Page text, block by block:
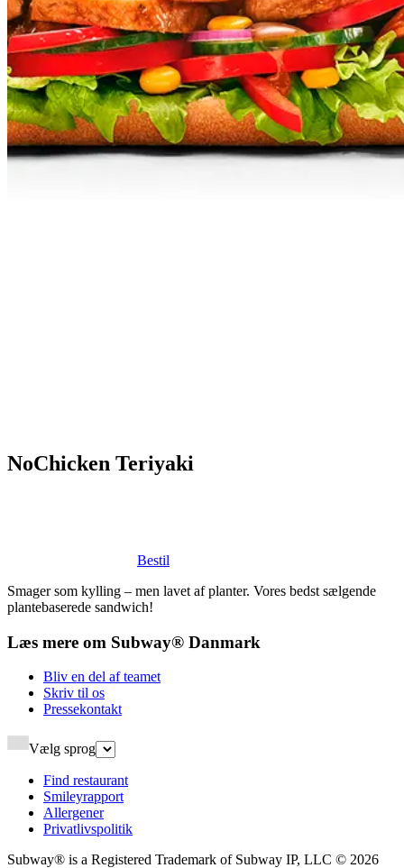
NoChicken Teriyaki​​​​‌ ‍ ​‍​‍‌‍ ‌ ​‍‌‍‍‌‌‍‌ ‌‍‍‌‌‍ ‍​‍​‍​ ‍‍​‍​‍‌ ​ ‌‍​‌‌‍ ‍‌‍‍‌‌ ‌​‌ ‍‌​‍ ‍‌‍‍‌‌‍ ​‍​‍​‍ ​​‍​‍‌‍‍​‌ ​‍‌‍‌‌‌‍‌‍​‍​‍​ ‍‍​‍​‍‌‍‍​‌ ‌​‌ ‌​‌ ​​‌ ​ ​ ‍‍​‍ ​‍ ‌‍ ‍‌‍ ‌ ​‍‌‍‌​‌‍‍‌‌‍​ ​‍ ‌‌‍​‍‌‍‍‌‌ ‌​‌‍‌‌‌ ​ ​‍ ‌‌‍‌ ‌ ​‍‌‍ ‌ ‌‌‌ ​​​‍ ‌‌ ​ ‌ ‌​‌ ‌‌‌‍‌​‌‍‍‌‌‍ ​‍ ‍‌ ‌‍‌‍‌‌‌ ​‍‌‍​ ‌‍‌‌‌‍ ​​‍ ‍‌‍​‌‌ ​​‌ ​​​‍ ‌‍‍‌‌‍ ‍‌ ‌​‌‍‌‌‌‍ ‍‌ ‌​​‍ ‌‍‌‌‌‍‌​‌‍‍‌‌ ‌​​‍ ‌‍ ‌‌‍ ‌‍‌​‌‍‌‌​ ‌‌ ​​‌ ​‍‌‍‌‌‌ ​ ‌‍‌‌‌‍ ‍‌ ‌​‌‍​‌‌ ‌​‌‍‍‌‌‍ ‌‍ ‍​ ‍ ‌‍‍‌‌‍‌​​ ‌‌‍​‌‌‍‌‌‌‍​ ​ ‌‍​ ‍‌​ ​​​ ‌​​ ​‌​‍ ‌‌‍​‌​ ​​‌‍‌​‌‍​‍​‍ ‌​ ‌​‌‍​‌‌‍​ ​ ‍‌​‍ ‌​ ‍‌​ ‌ ‌‍‌​‌‍​‌​‍ ‌​ ‌​​ ​​‌‍​ ​ ‌ ​ ‍​​ ‌‍​ ‍​​ ‌ ​ ‍​‌‍‌​​ ‌​‌‍‌​​ ‍ ‌ ‌​‌ ‍‌‌ ​​‌‍‌‌​ ‌‌ ​​‌ ​‍‌‍ ‌‍‌​‌ ‌‌‌‍​ ‌ ‌​​ ‍ ‌ ​​‌‍​‌‌ ‌​‌‍‍​​ ‌‌‍ ‍‌‍​‌‌‍ ‌‌‍‌‌​‍‌‌​ ‌‌‌​​‍‌‌ ‌‍‍ ‌‍‌‌‌ ‍‌​‍‌‌​ ​ ‌​‌​​‍‌‌​ ​ ‌​‌​​‍‌‌​ ​‍​ ​‍‌‍‌​‌‍​‌​‍‌‌​ ​‍​ ​‍​‍‌‌​ ‌‌‌​‌​​‍ ‍‌ ‌‍‌‍​‌‌‍ ​‌ ‌‌‌‍‌‌​ ‌‍​‍‌‍​‌‌ ​ ‌‍‌‌‌‌‌‌‌ ​‍‌‍ ​​ ‌‌‍‍​‌ ‌​‌ ‌​‌ ​​‌ ​ ​‍‌‌​ ​ ‌​​‌​‍‌‌​ ​‍‌​‌‍​‍‌‌​ ​‍‌​‌‍‌‍ ‍‌‍ ‌ ​‍‌‍‌​‌‍‍‌‌‍​ ​‍ ‌‌‍​‍‌‍‍‌‌ ‌​‌‍‌‌‌ ​ ​‍ ‌‌‍‌ ‌ ​‍‌‍ ‌ ‌‌‌ ​​​‍ ‌‌ ​ ‌ ‌​‌ ‌‌‌‍‌​‌‍‍‌‌‍ ​‍ ‍‌ ‌‍‌‍‌‌‌ ​‍‌‍​ ‌‍‌‌‌‍ ​​‍ ‍‌‍​‌‌ ​​‌ ​​​‍‌‍‌‍‍‌‌‍‌​​ ‌‌‍​‌‌‍‌‌‌‍​ ​ ‌‍​ ‍‌​ ​​​ ‌​​ ​‌​‍ ‌‌‍​‌​ ​​‌‍‌​‌‍​‍​‍ ‌​ ‌​‌‍​‌‌‍​ ​ ‍‌​‍ ‌​ ‍‌​ ‌ ‌‍‌​‌‍​‌​‍ ‌​ ‌​​ ​​‌‍​ ​ ‌ ​ ‍​​ ‌‍​ ‍​​ ‌ ​ ‍​‌‍‌​​ ‌​‌‍‌​​‍‌‍‌ ‌​‌ ‍‌‌ ​​‌‍‌‌​ ‌‌ ​​‌ ​‍‌‍ ‌‍‌​‌ ‌‌‌‍​ ‌ ‌​​‍‌‍‌ ​​‌‍​‌‌ ‌​‌‍‍​​ ‌‌‍ ‍‌‍​‌‌‍ ‌‌‍‌‌​‍‌‌​ ‌‌‌​​‍‌‌ ‌‍‍ ‌‍‌‌‌ ‍‌​‍‌‌​ ​ ‌​‌​​‍‌‌​ ​ ‌​‌​​‍‌‌​ ​‍​ ​‍‌‍‌​‌‍​‌​‍‌‌​ ​‍​ ​‍​‍‌‌​ ‌‌‌​‌​​‍ ‍‌ ‌‍‌‍​‌‌‍ ​‌ ‌‌‌‍‌‌​‍‌‍‌ ​​‌‍‌‌‌ ​‍‌ ​ ‌ ​​‌‍‌‌‌‍​ ‌ ‌​‌‍‍‌‌ ‌‍‌‍‌‌​ ‌‌ ​​‌ ‌‌‌‍​‍‌‍ ​‌‍‍‌‌ ​ ‌‍‍​‌‍‌‌‌‍‌​​‍​‍‌ ‌
Bestil
Smager som kylling – men lavet af planter. Vores bedst sælgende
plantebaserede sandwich!​​​​‌ ‍ ​‍​‍‌‍ ‌ ​‍‌‍‍‌‌‍‌ ‌‍‍‌‌‍ ‍​‍​‍​ ‍‍​‍​‍‌ ​ ‌‍​‌‌‍ ‍‌‍‍‌‌ ‌​‌ ‍‌​‍ ‍‌‍‍‌‌‍ ​‍​‍​‍ ​​‍​‍‌‍‍​‌ ​‍‌‍‌‌‌‍‌‍​‍​‍​ ‍‍​‍​‍‌‍‍​‌ ‌​‌ ‌​‌ ​​‌ ​ ​ ‍‍​‍ ​‍ ‌‍ ‍‌‍ ‌ ​‍‌‍‌​‌‍‍‌‌‍​ ​‍ ‌‌‍​‍‌‍‍‌‌ ‌​‌‍‌‌‌ ​ ​‍ ‌‌‍‌ ‌ ​‍‌‍ ‌ ‌‌‌ ​​​‍ ‌‌ ​ ‌ ‌​‌ ‌‌‌‍‌​‌‍‍‌‌‍ ​‍ ‍‌ ‌‍‌‍‌‌‌ ​‍‌‍​ ‌‍‌‌‌‍ ​​‍ ‍‌‍​‌‌ ​​‌ ​​​‍ ‌‍‍‌‌‍ ‍‌ ‌​‌‍‌‌‌‍ ‍‌ ‌​​‍ ‌‍‌‌‌‍‌​‌‍‍‌‌ ‌​​‍ ‌‍ ‌‌‍ ‌‍‌​‌‍‌‌​ ‌‌ ​​‌ ​‍‌‍‌‌‌ ​ ‌‍‌‌‌‍ ‍‌ ‌​‌‍​‌‌ ‌​‌‍‍‌‌‍ ‌‍ ‍​ ‍ ‌‍‍‌‌‍‌​​ ‌‌‍​‌‌‍‌‌‌‍​ ​ ‌‍​ ‍‌​ ​​​ ‌​​ ​‌​‍ ‌‌‍​‌​ ​​‌‍‌​‌‍​‍​‍ ‌​ ‌​‌‍​‌‌‍​ ​ ‍‌​‍ ‌​ ‍‌​ ‌ ‌‍‌​‌‍​‌​‍ ‌​ ‌​​ ​​‌‍​ ​ ‌ ​ ‍​​ ‌‍​ ‍​​ ‌ ​ ‍​‌‍‌​​ ‌​‌‍‌​​ ‍ ‌ ‌​‌ ‍‌‌ ​​‌‍‌‌​ ‌‌ ​​‌ ​‍‌‍ ‌‍‌​‌ ‌‌‌‍​ ‌ ‌​​ ‍ ‌ ​​‌‍​‌‌ ‌​‌‍‍​​ ‌‌‍‌​‌‍‌‌‌ ​ ‌‍​ ‌ ​‍‌‍‍‌‌ ​​‌ ‌​‌‍‍‌‌‍ ‌‍ ‍​‍‌‌​ ‌‌‌​​‍‌‌ ‌‍‍ ‌‍‌‌‌ ‍‌​‍‌‌​ ​ ‌​‌​​‍‌‌​ ​ ‌​‌​​‍‌‌​ ​‍​ ​‍‌‍‌​‌‍​‌​‍‌‌​ ​‍​ ​‍​‍‌‌​ ‌‌‌​‌​​‍ ‍‌ ‌‍‌‍​‌‌‍ ​‌ ‌‌‌‍‌‌​‍ ‍‌ ‌‍‌‍​‌‌‍ ​‌ ‌‌‌‍‌‌​‍‌‌​ ‌‌‌​​‍‌‌ ‌‍‍ ‌‍‌‌‌ ‍‌​‍‌‌​ ​ ‌​‌​​‍‌‌​ ​ ‌​‌​​‍‌‌​ ​‍​ ​‍‌‍​‌​ ​​‌‍​‍‌‍​ ​ ​‍​ ‌ ‌‍​‍‌‍​‍‌‍‌‍​ ‍​​ ‌‍‌‍​‌​‍‌‌​ ​‍​ ​‍​‍‌‌​ ‌‌‌​‌​​‍ ‍‌‍​ ‌‍‍​‌‍‍‌‌‍ ​‌‍‌​‌ ​‍‌‍‌‌‌‍ ‍​‍‌‌​ ‌‌‌​​‍‌‌ ‌‍‍ ‌‍‌‌‌ ‍‌​‍‌‌​ ​ ‌​‌​​‍‌‌​ ​ ‌​‌​​‍‌‌​ ​‍​ ​‍‌‍‌‌​ ‌‌‌‍‌‌‌‍‌​‌‍‌‍‌‍​‌‌‍​‌‌‍​‌‌‍‌‍​ ‍​‌‍‌‍‌‍‌‌​‍‌‌​ ​‍​ ​‍​‍‌‌​ ‌‌‌​‌​​‍ ‍‌ ‌​‌‍‌‌‌ ‍​‌ ‌​​ ‌‍​‍‌‍​‌‌ ​ ‌‍‌‌‌‌‌‌‌ ​‍‌‍ ​​ ‌‌‍‍​‌ ‌​‌ ‌​‌ ​​‌ ​ ​‍‌‌​ ​ ‌​​‌​‍‌‌​ ​‍‌​‌‍​‍‌‌​ ​‍‌​‌‍‌‍ ‍‌‍ ‌ ​‍‌‍‌​‌‍‍‌‌‍​ ​‍ ‌‌‍​‍‌‍‍‌‌ ‌​‌‍‌‌‌ ​ ​‍ ‌‌‍‌ ‌ ​‍‌‍ ‌ ‌‌‌ ​​​‍ ‌‌ ​ ‌ ‌​‌ ‌‌‌‍‌​‌‍‍‌‌‍ ​‍ ‍‌ ‌‍‌‍‌‌‌ ​‍‌‍​ ‌‍‌‌‌‍ ​​‍ ‍‌‍​‌‌ ​​‌ ​​​‍‌‍‌‍‍‌‌‍‌​​ ‌‌‍​‌‌‍‌‌‌‍​ ​ ‌‍​ ‍‌​ ​​​ ‌​​ ​‌​‍ ‌‌‍​‌​ ​​‌‍‌​‌‍​‍​‍ ‌​ ‌​‌‍​‌‌‍​ ​ ‍‌​‍ ‌​ ‍‌​ ‌ ‌‍‌​‌‍​‌​‍ ‌​ ‌​​ ​​‌‍​ ​ ‌ ​ ‍​​ ‌‍​ ‍​​ ‌ ​ ‍​‌‍‌​​ ‌​‌‍‌​​‍‌‍‌ ‌​‌ ‍‌‌ ​​‌‍‌‌​ ‌‌ ​​‌ ​‍‌‍ ‌‍‌​‌ ‌‌‌‍​ ‌ ‌​​‍‌‍‌ ​​‌‍​‌‌ ‌​‌‍‍​​ ‌‌‍‌​‌‍‌‌‌ ​ ‌‍​ ‌ ​‍‌‍‍‌‌ ​​‌ ‌​‌‍‍‌‌‍ ‌‍ ‍​‍‌‌​ ‌‌‌​​‍‌‌ ‌‍‍ ‌‍‌‌‌ ‍‌​‍‌‌​ ​ ‌​‌​​‍‌‌​ ​ ‌​‌​​‍‌‌​ ​‍​ ​‍‌‍‌​‌‍​‌​‍‌‌​ ​‍​ ​‍​‍‌‌​ ‌‌‌​‌​​‍ ‍‌ ‌‍‌‍​‌‌‍ ​‌ ‌‌‌‍‌‌​‍ ‍‌ ‌‍‌‍​‌‌‍ ​‌ ‌‌‌‍‌‌​‍‌‌​ ‌‌‌​​‍‌‌ ‌‍‍ ‌‍‌‌‌ ‍‌​‍‌‌​ ​ ‌​‌​​‍‌‌​ ​ ‌​‌​​‍‌‌​ ​‍​ ​‍‌‍​‌​ ​​‌‍​‍‌‍​ ​ ​‍​ ‌ ‌‍​‍‌‍​‍‌‍‌‍​ ‍​​ ‌‍‌‍​‌​‍‌‌​ ​‍​ ​‍​‍‌‌​ ‌‌‌​‌​​‍ ‍‌‍​ ‌‍‍​‌‍‍‌‌‍ ​‌‍‌​‌ ​‍‌‍‌‌‌‍ ‍​‍‌‌​ ‌‌‌​​‍‌‌ ‌‍‍ ‌‍‌‌‌ ‍‌​‍‌‌​ ​ ‌​‌​​‍‌‌​ ​ ‌​‌​​‍‌‌​ ​‍​ ​‍‌‍‌‌​ ‌‌‌‍‌‌‌‍‌​‌‍‌‍‌‍​‌‌‍​‌‌‍​‌‌‍‌‍​ ‍​‌‍‌‍‌‍‌‌​‍‌‌​ ​‍​ ​‍​‍‌‌​ ‌‌‌​‌​​‍ ‍‌ ‌​‌‍‌‌‌ ‍​‌ ‌​​‍‌‍‌ ​​‌‍‌‌‌ ​‍‌ ​ ‌ ​​‌‍‌‌‌‍​ ‌ ‌​‌‍‍‌‌ ‌‍‌‍‌‌​ ‌‌ ​​‌ ‌‌‌‍​‍‌‍ ​‌‍‍‌‌ ​ ‌‍‍​‌‍‌‌‌‍‌​​‍​‍‌ ‌
Læs mere om Subway® Danmark​​​​‌ ‍ ​‍​‍‌‍ ‌ ​‍‌‍‍‌‌‍‌ ‌‍‍‌‌‍ ‍​‍​‍​ ‍‍​‍​‍‌ ​ ‌‍​‌‌‍ ‍‌‍‍‌‌ ‌​‌ ‍‌​‍ ‍‌‍‍‌‌‍ ​‍​‍​‍ ​​‍​‍‌‍‍​‌ ​‍‌‍‌‌‌‍‌‍​‍​‍​ ‍‍​‍​‍‌‍‍​‌ ‌​‌ ‌​‌ ​​‌ ​ ​ ‍‍​‍ ​‍ ‌‍ ‍‌‍ ‌ ​‍‌‍‌​‌‍‍‌‌‍​ ​‍ ‌‌‍​‍‌‍‍‌‌ ‌​‌‍‌‌‌ ​ ​‍ ‌‌‍‌ ‌ ​‍‌‍ ‌ ‌‌‌ ​​​‍ ‌‌ ​ ‌ ‌​‌ ‌‌‌‍‌​‌‍‍‌‌‍ ​‍ ‍‌ ‌‍‌‍‌‌‌ ​‍‌‍​ ‌‍‌‌‌‍ ​​‍ ‍‌‍​‌‌ ​​‌ ​​​‍ ‌‍‍‌‌‍ ‍‌ ‌​‌‍‌‌‌‍ ‍‌ ‌​​‍ ‌‍‌‌‌‍‌​‌‍‍‌‌ ‌​​‍ ‌‍ ‌‌‍ ‌‍‌​‌‍‌‌​ ‌‌ ​​‌ ​‍‌‍‌‌‌ ​ ‌‍‌‌‌‍ ‍‌ ‌​‌‍​‌‌ ‌​‌‍‍‌‌‍ ‌‍ ‍​ ‍ ‌‍‍‌‌‍‌​​ ‌​ ‌‍​ ​ ‌‍‌​​ ‌‌​ ​ ‌‍​‍​ ​‌​ ​​​‍ ‌​ ​‍​ ​‌​ ‌‌​ ​​​‍ ‌​ ‌​‌‍​ ‌‍​ ​ ​​​‍ ‌​ ‍​‌‍‌‌​ ‍‌​ ​‍​‍ ‌​ ‌ ‌‍‌‌​ ​‍​ ​‌​ ​‍​ ​ ​ ​ ‌‍‌‍‌‍​‍​ ‌‌​ ‍​‌‍​‌​ ‍ ‌ ‌​‌ ‍‌‌ ​​‌‍‌‌​ ‌‌ ‌ ‌‍‌‌‌‍​‍‌ ​ ‌‍‍‌‌ ‌​‌‍‌‌‌​‌‍‌‍ ‌‍ ‌ ‌​‌‍‌‌‌ ​‍​ ‍ ‌ ​​‌‍​‌‌ ‌​‌‍‍​​ ‌‌ ‌​‌‍‍‌‌ ‌​‌‍ ​‌‍‌‌​‍‌‌​ ‌‌‌​​‍‌‌ ‌‍‍ ‌‍‌‌‌ ‍‌​‍‌‌​ ​ ‌​‌​​‍‌‌​ ​ ‌​‌​​‍‌‌​ ​‍​ ​‍‌‍‌​‌‍​‌​‍‌‌​ ​‍​ ​‍​‍‌‌​ ‌‌‌​‌​​‍ ‍‌ ‌‍‌‍​‌‌‍ ​‌ ‌‌‌‍‌‌​ ‌‍​‍‌‍​‌‌ ​ ‌‍‌‌‌‌‌‌‌ ​‍‌‍ ​​ ‌‌‍‍​‌ ‌​‌ ‌​‌ ​​‌ ​ ​‍‌‌​ ​ ‌​​‌​‍‌‌​ ​‍‌​‌‍​‍‌‌​ ​‍‌​‌‍‌‍ ‍‌‍ ‌ ​‍‌‍‌​‌‍‍‌‌‍​ ​‍ ‌‌‍​‍‌‍‍‌‌ ‌​‌‍‌‌‌ ​ ​‍ ‌‌‍‌ ‌ ​‍‌‍ ‌ ‌‌‌ ​​​‍ ‌‌ ​ ‌ ‌​‌ ‌‌‌‍‌​‌‍‍‌‌‍ ​‍ ‍‌ ‌‍‌‍‌‌‌ ​‍‌‍​ ‌‍‌‌‌‍ ​​‍ ‍‌‍​‌‌ ​​‌ ​​​‍‌‍‌‍‍‌‌‍‌​​ ‌​ ‌‍​ ​ ‌‍‌​​ ‌‌​ ​ ‌‍​‍​ ​‌​ ​​​‍ ‌​ ​‍​ ​‌​ ‌‌​ ​​​‍ ‌​ ‌​‌‍​ ‌‍​ ​ ​​​‍ ‌​ ‍​‌‍‌‌​ ‍‌​ ​‍​‍ ‌​ ‌ ‌‍‌‌​ ​‍​ ​‌​ ​‍​ ​ ​ ​ ‌‍‌‍‌‍​‍​ ‌‌​ ‍​‌‍​‌​‍‌‍‌ ‌​‌ ‍‌‌ ​​‌‍‌‌​ ‌‌ ‌ ‌‍‌‌‌‍​‍‌ ​ ‌‍‍‌‌ ‌​‌‍‌‌‌​‌‍‌‍ ‌‍ ‌ ‌​‌‍‌‌‌ ​‍​‍‌‍‌ ​​‌‍​‌‌ ‌​‌‍‍​​ ‌‌ ‌​‌‍‍‌‌ ‌​‌‍ ​‌‍‌‌​‍‌‌​ ‌‌‌​​‍‌‌ ‌‍‍ ‌‍‌‌‌ ‍‌​‍‌‌​ ​ ‌​‌​​‍‌‌​ ​ ‌​‌​​‍‌‌​ ​‍​ ​‍‌‍‌​‌‍​‌​‍‌‌​ ​‍​ ​‍​‍‌‌​ ‌‌‌​‌​​‍ ‍‌ ‌‍‌‍​‌‌‍ ​‌ ‌‌‌‍‌‌​‍‌‍‌ ​​‌‍‌‌‌ ​‍‌ ​ ‌ ​​‌‍‌‌‌‍​ ‌ ‌​‌‍‍‌‌ ‌‍‌‍‌‌​ ‌‌ ​​‌ ‌‌‌‍​‍‌‍ ​‌‍‍‌‌ ​ ‌‍‍​‌‍‌‌‌‍‌​​‍​‍‌ ‌
Bliv en del af teamet​​​​‌ ‍ ​‍​‍‌‍ ‌ ​‍‌‍‍‌‌‍‌ ‌‍‍‌‌‍ ‍​‍​‍​ ‍‍​‍​‍‌ ​ ‌‍​‌‌‍ ‍‌‍‍‌‌ ‌​‌ ‍‌​‍ ‍‌‍‍‌‌‍ ​‍​‍​‍ ​​‍​‍‌‍‍​‌ ​‍‌‍‌‌‌‍‌‍​‍​‍​ ‍‍​‍​‍‌‍‍​‌ ‌​‌ ‌​‌ ​​‌ ​ ​ ‍‍​‍ ​‍ ‌‍ ‍‌‍ ‌ ​‍‌‍‌​‌‍‍‌‌‍​ ​‍ ‌‌‍​‍‌‍‍‌‌ ‌​‌‍‌‌‌ ​ ​‍ ‌‌‍‌ ‌ ​‍‌‍ ‌ ‌‌‌ ​​​‍ ‌‌ ​ ‌ ‌​‌ ‌‌‌‍‌​‌‍‍‌‌‍ ​‍ ‍‌ ‌‍‌‍‌‌‌ ​‍‌‍​ ‌‍‌‌‌‍ ​​‍ ‍‌‍​‌‌ ​​‌ ​​​‍ ‌‍‍‌‌‍ ‍‌ ‌​‌‍‌‌‌‍ ‍‌ ‌​​‍ ‌‍‌‌‌‍‌​‌‍‍‌‌ ‌​​‍ ‌‍ ‌‌‍ ‌‍‌​‌‍‌‌​ ‌‌ ​​‌ ​‍‌‍‌‌‌ ​ ‌‍‌‌‌‍ ‍‌ ‌​‌‍​‌‌ ‌​‌‍‍‌‌‍ ‌‍ ‍​ ‍ ‌‍‍‌‌‍‌​​ ‌‌‍‌​​ ‍​​ ​​‌‍‌​​ ​‌‌‍‌‍‌‍​‌​ ‌ ​‍ ‌‌‍​‌​ ​‍​ ‍​​ ‍‌​‍ ‌​ ‌​‌‍‌‌​ ​ ​ ​‌​‍ ‌‌‍​‍​ ​‌‌‍‌​​ ‌‍​‍ ‌​ ‌‍​ ‌​​ ‌‍​ ​‍​ ‌‍​ ‌‌​ ‍​​ ‌ ​ ‌‌​ ​‍​ ‌‍​ ‌‌​ ‍ ‌ ‌​‌ ‍‌‌ ​​‌‍‌‌​ ‌‌ ‌ ‌‍‌‌‌‍​‍‌ ​ ‌‍‍‌‌ ‌​‌‍‌‌‌​ ‍‌‍​‌‌ ‌‍‌‍‍‌‌‍‌ ‌‍​‌‌ ‌​‌‍‍‌‌‍ ‌‍ ‍‌​‍‌‌ ‌​‌‍‌‌‌‍ ‌​ ‍ ‌ ​​‌‍​‌‌ ‌​‌‍‍​​ ‌‌‍ ​‌‍​‌‌‍​‍‌‍‌‌‌‍ ​​‍‌‌​ ‌‌‌​​‍‌‌ ‌‍‍ ‌‍‌‌‌ ‍‌​‍‌‌​ ​ ‌​‌​​‍‌‌​ ​ ‌​‌​​‍‌‌​ ​‍​ ​‍‌‍‌​‌‍​‌​‍‌‌​ ​‍​ ​‍​‍‌‌​ ‌‌‌​‌​​‍ ‍‌ ‌‍‌‍​‌‌‍ ​‌ ‌‌‌‍‌‌​ ‌‍​‍‌‍​‌‌ ​ ‌‍‌‌‌‌‌‌‌ ​‍‌‍ ​​ ‌‌‍‍​‌ ‌​‌ ‌​‌ ​​‌ ​ ​‍‌‌​ ​ ‌​​‌​‍‌‌​ ​‍‌​‌‍​‍‌‌​ ​‍‌​‌‍‌‍ ‍‌‍ ‌ ​‍‌‍‌​‌‍‍‌‌‍​ ​‍ ‌‌‍​‍‌‍‍‌‌ ‌​‌‍‌‌‌ ​ ​‍ ‌‌‍‌ ‌ ​‍‌‍ ‌ ‌‌‌ ​​​‍ ‌‌ ​ ‌ ‌​‌ ‌‌‌‍‌​‌‍‍‌‌‍ ​‍ ‍‌ ‌‍‌‍‌‌‌ ​‍‌‍​ ‌‍‌‌‌‍ ​​‍ ‍‌‍​‌‌ ​​‌ ​​​‍‌‍‌‍‍‌‌‍‌​​ ‌‌‍‌​​ ‍​​ ​​‌‍‌​​ ​‌‌‍‌‍‌‍​‌​ ‌ ​‍ ‌‌‍​‌​ ​‍​ ‍​​ ‍‌​‍ ‌​ ‌​‌‍‌‌​ ​ ​ ​‌​‍ ‌‌‍​‍​ ​‌‌‍‌​​ ‌‍​‍ ‌​ ‌‍​ ‌​​ ‌‍​ ​‍​ ‌‍​ ‌‌​ ‍​​ ‌ ​ ‌‌​ ​‍​ ‌‍​ ‌‌​‍‌‍‌ ‌​‌ ‍‌‌ ​​‌‍‌‌​ ‌‌ ‌ ‌‍‌‌‌‍​‍‌ ​ ‌‍‍‌‌ ‌​‌‍‌‌‌​ ‍‌‍​‌‌ ‌‍‌‍‍‌‌‍‌ ‌‍​‌‌ ‌​‌‍‍‌‌‍ ‌‍ ‍‌​‍‌‌ ‌​‌‍‌‌‌‍ ‌​‍‌‍‌ ​​‌‍​‌‌ ‌​‌‍‍​​ ‌‌‍ ​‌‍​‌‌‍​‍‌‍‌‌‌‍ ​​‍‌‌​ ‌‌‌​​‍‌‌ ‌‍‍ ‌‍‌‌‌ ‍‌​‍‌‌​ ​ ‌​‌​​‍‌‌​ ​ ‌​‌​​‍‌‌​ ​‍​ ​‍‌‍‌​‌‍​‌​‍‌‌​ ​‍​ ​‍​‍‌‌​ ‌‌‌​‌​​‍ ‍‌ ‌‍‌‍​‌‌‍ ​‌ ‌‌‌‍‌‌​‍‌‍‌ ​​‌‍‌‌‌ ​‍‌ ​ ‌ ​​‌‍‌‌‌‍​ ‌ ‌​‌‍‍‌‌ ‌‍‌‍‌‌​ ‌‌ ​​‌ ‌‌‌‍​‍‌‍ ​‌‍‍‌‌ ​ ‌‍‍​‌‍‌‌‌‍‌​​‍​‍‌ ‌
Skriv til os​​​​‌ ‍ ​‍​‍‌‍ ‌ ​‍‌‍‍‌‌‍‌ ‌‍‍‌‌‍ ‍​‍​‍​ ‍‍​‍​‍‌ ​ ‌‍​‌‌‍ ‍‌‍‍‌‌ ‌​‌ ‍‌​‍ ‍‌‍‍‌‌‍ ​‍​‍​‍ ​​‍​‍‌‍‍​‌ ​‍‌‍‌‌‌‍‌‍​‍​‍​ ‍‍​‍​‍‌‍‍​‌ ‌​‌ ‌​‌ ​​‌ ​ ​ ‍‍​‍ ​‍ ‌‍ ‍‌‍ ‌ ​‍‌‍‌​‌‍‍‌‌‍​ ​‍ ‌‌‍​‍‌‍‍‌‌ ‌​‌‍‌‌‌ ​ ​‍ ‌‌‍‌ ‌ ​‍‌‍ ‌ ‌‌‌ ​​​‍ ‌‌ ​ ‌ ‌​‌ ‌‌‌‍‌​‌‍‍‌‌‍ ​‍ ‍‌ ‌‍‌‍‌‌‌ ​‍‌‍​ ‌‍‌‌‌‍ ​​‍ ‍‌‍​‌‌ ​​‌ ​​​‍ ‌‍‍‌‌‍ ‍‌ ‌​‌‍‌‌‌‍ ‍‌ ‌​​‍ ‌‍‌‌‌‍‌​‌‍‍‌‌ ‌​​‍ ‌‍ ‌‌‍ ‌‍‌​‌‍‌‌​ ‌‌ ​​‌ ​‍‌‍‌‌‌ ​ ‌‍‌‌‌‍ ‍‌ ‌​‌‍​‌‌ ‌​‌‍‍‌‌‍ ‌‍ ‍​ ‍ ‌‍‍‌‌‍‌​​ ‌‌‍​‍​ ‌ ​ ​‍‌‍‌‍​ ​​‌‍​‌​ ​‍​ ‌‍​‍ ‌​ ​​‌‍​ ​ ‌ ​ ​‍​‍ ‌​ ‌​‌‍‌​​ ‌ ​ ‌‍​‍ ‌‌‍​‍​ ‌​​ ‌ ‌‍‌‌​‍ ‌​ ​ ​ ‍‌‌‍​‌‌‍‌‍‌‍​‌​ ​‍​ ​‍‌‍​ ‌‍‌‍‌‍‌‍​ ‌‍​ ​‌​ ‍ ‌ ‌​‌ ‍‌‌ ​​‌‍‌‌​ ‌‌ ‌ ‌‍‌‌‌‍​‍‌ ​ ‌‍‍‌‌ ‌​‌‍‌‌‌​ ‍‌‍​‌‌ ‌‍‌‍‍‌‌‍‌ ‌‍​‌‌ ‌​‌‍‍‌‌‍ ‌‍ ‍‌​‍‌‌ ‌​‌‍‌‌‌‍ ‌​ ‍ ‌ ​​‌‍​‌‌ ‌​‌‍‍​​ ‌‌‍ ​‌‍​‌‌‍​‍‌‍‌‌‌‍ ​​‍‌‌​ ‌‌‌​​‍‌‌ ‌‍‍ ‌‍‌‌‌ ‍‌​‍‌‌​ ​ ‌​‌​​‍‌‌​ ​ ‌​‌​​‍‌‌​ ​‍​ ​‍‌‍‌​‌‍​‌​‍‌‌​ ​‍​ ​‍​‍‌‌​ ‌‌‌​‌​​‍ ‍‌ ‌‍‌‍​‌‌‍ ​‌ ‌‌‌‍‌‌​ ‌‍​‍‌‍​‌‌ ​ ‌‍‌‌‌‌‌‌‌ ​‍‌‍ ​​ ‌‌‍‍​‌ ‌​‌ ‌​‌ ​​‌ ​ ​‍‌‌​ ​ ‌​​‌​‍‌‌​ ​‍‌​‌‍​‍‌‌​ ​‍‌​‌‍‌‍ ‍‌‍ ‌ ​‍‌‍‌​‌‍‍‌‌‍​ ​‍ ‌‌‍​‍‌‍‍‌‌ ‌​‌‍‌‌‌ ​ ​‍ ‌‌‍‌ ‌ ​‍‌‍ ‌ ‌‌‌ ​​​‍ ‌‌ ​ ‌ ‌​‌ ‌‌‌‍‌​‌‍‍‌‌‍ ​‍ ‍‌ ‌‍‌‍‌‌‌ ​‍‌‍​ ‌‍‌‌‌‍ ​​‍ ‍‌‍​‌‌ ​​‌ ​​​‍‌‍‌‍‍‌‌‍‌​​ ‌‌‍​‍​ ‌ ​ ​‍‌‍‌‍​ ​​‌‍​‌​ ​‍​ ‌‍​‍ ‌​ ​​‌‍​ ​ ‌ ​ ​‍​‍ ‌​ ‌​‌‍‌​​ ‌ ​ ‌‍​‍ ‌‌‍​‍​ ‌​​ ‌ ‌‍‌‌​‍ ‌​ ​ ​ ‍‌‌‍​‌‌‍‌‍‌‍​‌​ ​‍​ ​‍‌‍​ ‌‍‌‍‌‍‌‍​ ‌‍​ ​‌​‍‌‍‌ ‌​‌ ‍‌‌ ​​‌‍‌‌​ ‌‌ ‌ ‌‍‌‌‌‍​‍‌ ​ ‌‍‍‌‌ ‌​‌‍‌‌‌​ ‍‌‍​‌‌ ‌‍‌‍‍‌‌‍‌ ‌‍​‌‌ ‌​‌‍‍‌‌‍ ‌‍ ‍‌​‍‌‌ ‌​‌‍‌‌‌‍ ‌​‍‌‍‌ ​​‌‍​‌‌ ‌​‌‍‍​​ ‌‌‍ ​‌‍​‌‌‍​‍‌‍‌‌‌‍ ​​‍‌‌​ ‌‌‌​​‍‌‌ ‌‍‍ ‌‍‌‌‌ ‍‌​‍‌‌​ ​ ‌​‌​​‍‌‌​ ​ ‌​‌​​‍‌‌​ ​‍​ ​‍‌‍‌​‌‍​‌​‍‌‌​ ​‍​ ​‍​‍‌‌​ ‌‌‌​‌​​‍ ‍‌ ‌‍‌‍​‌‌‍ ​‌ ‌‌‌‍‌‌​‍‌‍‌ ​​‌‍‌‌‌ ​‍‌ ​ ‌ ​​‌‍‌‌‌‍​ ‌ ‌​‌‍‍‌‌ ‌‍‌‍‌‌​ ‌‌ ​​‌ ‌‌‌‍​‍‌‍ ​‌‍‍‌‌ ​ ‌‍‍​‌‍‌‌‌‍‌​​‍​‍‌ ‌
Pressekontakt​​​​‌ ‍ ​‍​‍‌‍ ‌ ​‍‌‍‍‌‌‍‌ ‌‍‍‌‌‍ ‍​‍​‍​ ‍‍​‍​‍‌ ​ ‌‍​‌‌‍ ‍‌‍‍‌‌ ‌​‌ ‍‌​‍ ‍‌‍‍‌‌‍ ​‍​‍​‍ ​​‍​‍‌‍‍​‌ ​‍‌‍‌‌‌‍‌‍​‍​‍​ ‍‍​‍​‍‌‍‍​‌ ‌​‌ ‌​‌ ​​‌ ​ ​ ‍‍​‍ ​‍ ‌‍ ‍‌‍ ‌ ​‍‌‍‌​‌‍‍‌‌‍​ ​‍ ‌‌‍​‍‌‍‍‌‌ ‌​‌‍‌‌‌ ​ ​‍ ‌‌‍‌ ‌ ​‍‌‍ ‌ ‌‌‌ ​​​‍ ‌‌ ​ ‌ ‌​‌ ‌‌‌‍‌​‌‍‍‌‌‍ ​‍ ‍‌ ‌‍‌‍‌‌‌ ​‍‌‍​ ‌‍‌‌‌‍ ​​‍ ‍‌‍​‌‌ ​​‌ ​​​‍ ‌‍‍‌‌‍ ‍‌ ‌​‌‍‌‌‌‍ ‍‌ ‌​​‍ ‌‍‌‌‌‍‌​‌‍‍‌‌ ‌​​‍ ‌‍ ‌‌‍ ‌‍‌​‌‍‌‌​ ‌‌ ​​‌ ​‍‌‍‌‌‌ ​ ‌‍‌‌‌‍ ‍‌ ‌​‌‍​‌‌ ‌​‌‍‍‌‌‍ ‌‍ ‍​ ‍ ‌‍‍‌‌‍‌​​ ‌​ ‌‍​ ‌​​ ​ ‌‍‌​​ ‍‌​ ‍‌​ ‌‌‌‍‌‍​‍ ‌​ ​​‌‍‌‍‌‍​‌​ ‌‍​‍ ‌​ ‌​‌‍‌‍​ ‌‌​ ‌​​‍ ‌‌‍​‌​ ​ ​ ​‍​ ‌ ​‍ ‌​ ​‍‌‍‌‌‌‍‌‍‌‍​‌​ ​‍​ ​‍​ ​ ​ ‌ ‌‍‌‌​ ​​​ ​​​ ‌ ​ ‍ ‌ ‌​‌ ‍‌‌ ​​‌‍‌‌​ ‌‌ ‌ ‌‍‌‌‌‍​‍‌ ​ ‌‍‍‌‌ ‌​‌‍‌‌‌​ ‍‌‍​‌‌ ‌‍‌‍‍‌‌‍‌ ‌‍​‌‌ ‌​‌‍‍‌‌‍ ‌‍ ‍‌​‍‌‌ ‌​‌‍‌‌‌‍ ‌​ ‍ ‌ ​​‌‍​‌‌ ‌​‌‍‍​​ ‌‌‍ ​‌‍​‌‌‍​‍‌‍‌‌‌‍ ​​‍‌‌​ ‌‌‌​​‍‌‌ ‌‍‍ ‌‍‌‌‌ ‍‌​‍‌‌​ ​ ‌​‌​​‍‌‌​ ​ ‌​‌​​‍‌‌​ ​‍​ ​‍‌‍‌​‌‍​‌​‍‌‌​ ​‍​ ​‍​‍‌‌​ ‌‌‌​‌​​‍ ‍‌ ‌‍‌‍​‌‌‍ ​‌ ‌‌‌‍‌‌​ ‌‍​‍‌‍​‌‌ ​ ‌‍‌‌‌‌‌‌‌ ​‍‌‍ ​​ ‌‌‍‍​‌ ‌​‌ ‌​‌ ​​‌ ​ ​‍‌‌​ ​ ‌​​‌​‍‌‌​ ​‍‌​‌‍​‍‌‌​ ​‍‌​‌‍‌‍ ‍‌‍ ‌ ​‍‌‍‌​‌‍‍‌‌‍​ ​‍ ‌‌‍​‍‌‍‍‌‌ ‌​‌‍‌‌‌ ​ ​‍ ‌‌‍‌ ‌ ​‍‌‍ ‌ ‌‌‌ ​​​‍ ‌‌ ​ ‌ ‌​‌ ‌‌‌‍‌​‌‍‍‌‌‍ ​‍ ‍‌ ‌‍‌‍‌‌‌ ​‍‌‍​ ‌‍‌‌‌‍ ​​‍ ‍‌‍​‌‌ ​​‌ ​​​‍‌‍‌‍‍‌‌‍‌​​ ‌​ ‌‍​ ‌​​ ​ ‌‍‌​​ ‍‌​ ‍‌​ ‌‌‌‍‌‍​‍ ‌​ ​​‌‍‌‍‌‍​‌​ ‌‍​‍ ‌​ ‌​‌‍‌‍​ ‌‌​ ‌​​‍ ‌‌‍​‌​ ​ ​ ​‍​ ‌ ​‍ ‌​ ​‍‌‍‌‌‌‍‌‍‌‍​‌​ ​‍​ ​‍​ ​ ​ ‌ ‌‍‌‌​ ​​​ ​​​ ‌ ​‍‌‍‌ ‌​‌ ‍‌‌ ​​‌‍‌‌​ ‌‌ ‌ ‌‍‌‌‌‍​‍‌ ​ ‌‍‍‌‌ ‌​‌‍‌‌‌​ ‍‌‍​‌‌ ‌‍‌‍‍‌‌‍‌ ‌‍​‌‌ ‌​‌‍‍‌‌‍ ‌‍ ‍‌​‍‌‌ ‌​‌‍‌‌‌‍ ‌​‍‌‍‌ ​​‌‍​‌‌ ‌​‌‍‍​​ ‌‌‍ ​‌‍​‌‌‍​‍‌‍‌‌‌‍ ​​‍‌‌​ ‌‌‌​​‍‌‌ ‌‍‍ ‌‍‌‌‌ ‍‌​‍‌‌​ ​ ‌​‌​​‍‌‌​ ​ ‌​‌​​‍‌‌​ ​‍​ ​‍‌‍‌​‌‍​‌​‍‌‌​ ​‍​ ​‍​‍‌‌​ ‌‌‌​‌​​‍ ‍‌ ‌‍‌‍​‌‌‍ ​‌ ‌‌‌‍‌‌​‍‌‍‌ ​​‌‍‌‌‌ ​‍‌ ​ ‌ ​​‌‍‌‌‌‍​ ‌ ‌​‌‍‍‌‌ ‌‍‌‍‌‌​ ‌‌ ​​‌ ‌‌‌‍​‍‌‍ ​‌‍‍‌‌ ​ ‌‍‍​‌‍‌‌‌‍‌​​‍​‍‌ ‌
Vælg sprog
Find restaurant​​​​‌ ‍ ​‍​‍‌‍ ‌ ​‍‌‍‍‌‌‍‌ ‌‍‍‌‌‍ ‍​‍​‍​ ‍‍​‍​‍‌ ​ ‌‍​‌‌‍ ‍‌‍‍‌‌ ‌​‌ ‍‌​‍ ‍‌‍‍‌‌‍ ​‍​‍​‍ ​​‍​‍‌‍‍​‌ ​‍‌‍‌‌‌‍‌‍​‍​‍​ ‍‍​‍​‍‌‍‍​‌ ‌​‌ ‌​‌ ​​‌ ​ ​ ‍‍​‍ ​‍ ‌‍ ‍‌‍ ‌ ​‍‌‍‌​‌‍‍‌‌‍​ ​‍ ‌‌‍​‍‌‍‍‌‌ ‌​‌‍‌‌‌ ​ ​‍ ‌‌‍‌ ‌ ​‍‌‍ ‌ ‌‌‌ ​​​‍ ‌‌ ​ ‌ ‌​‌ ‌‌‌‍‌​‌‍‍‌‌‍ ​‍ ‍‌ ‌‍‌‍‌‌‌ ​‍‌‍​ ‌‍‌‌‌‍ ​​‍ ‍‌‍​‌‌ ​​‌ ​​​‍ ‌‍‍‌‌‍ ‍‌ ‌​‌‍‌‌‌‍ ‍‌ ‌​​‍ ‌‍‌‌‌‍‌​‌‍‍‌‌ ‌​​‍ ‌‍ ‌‌‍ ‌‍‌​‌‍‌‌​ ‌‌ ​​‌ ​‍‌‍‌‌‌ ​ ‌‍‌‌‌‍ ‍‌ ‌​‌‍​‌‌ ‌​‌‍‍‌‌‍ ‌‍ ‍​ ‍ ‌‍‍‌‌‍‌​​ ‌‌‍​‍​ ​‌​ ‌​​ ‌‍​ ‌ ​ ‍​​ ‍​​ ​‍​‍ ‌​ ‌‍​ ‌‌​ ‌​‌‍‌‍​‍ ‌​ ‌​​ ‌‍​ ​‌​ ‌‍​‍ ‌​ ‍‌​ ‍‌​ ‌‌​ ‌‌​‍ ‌‌‍‌‍​ ‍​‌‍​‍‌‍‌​​ ‍‌​ ​‌‌‍​‍​ ‍​​ ‍​‌‍‌‌​ ​ ​ ‍​​ ‍ ‌ ‌​‌ ‍‌‌ ​​‌‍‌‌​ ‌‌ ‌ ‌‍‌‌‌‍​‍‌ ​ ‌‍‍‌‌ ‌​‌‍‌‌‌​ ‍‌‍​‌‌ ‌‍‌‍‍‌‌‍‌ ‌‍​‌‌ ‌​‌‍‍‌‌‍ ‌‍ ‍‌​‍‌‌ ‌​‌‍‌‌‌‍ ‌​ ‍ ‌ ​​‌‍​‌‌ ‌​‌‍‍​​ ‌‌‍ ​‌‍​‌‌‍​‍‌‍‌‌‌‍ ​​‍‌‌​ ‌‌‌​​‍‌‌ ‌‍‍ ‌‍‌‌‌ ‍‌​‍‌‌​ ​ ‌​‌​​‍‌‌​ ​ ‌​‌​​‍‌‌​ ​‍​ ​‍‌‍‌​‌‍​‌​‍‌‌​ ​‍​ ​‍​‍‌‌​ ‌‌‌​‌​​‍ ‍‌ ‌‍‌‍​‌‌‍ ​‌ ‌‌‌‍‌‌​ ‌‍​‍‌‍​‌‌ ​ ‌‍‌‌‌‌‌‌‌ ​‍‌‍ ​​ ‌‌‍‍​‌ ‌​‌ ‌​‌ ​​‌ ​ ​‍‌‌​ ​ ‌​​‌​‍‌‌​ ​‍‌​‌‍​‍‌‌​ ​‍‌​‌‍‌‍ ‍‌‍ ‌ ​‍‌‍‌​‌‍‍‌‌‍​ ​‍ ‌‌‍​‍‌‍‍‌‌ ‌​‌‍‌‌‌ ​ ​‍ ‌‌‍‌ ‌ ​‍‌‍ ‌ ‌‌‌ ​​​‍ ‌‌ ​ ‌ ‌​‌ ‌‌‌‍‌​‌‍‍‌‌‍ ​‍ ‍‌ ‌‍‌‍‌‌‌ ​‍‌‍​ ‌‍‌‌‌‍ ​​‍ ‍‌‍​‌‌ ​​‌ ​​​‍‌‍‌‍‍‌‌‍‌​​ ‌‌‍​‍​ ​‌​ ‌​​ ‌‍​ ‌ ​ ‍​​ ‍​​ ​‍​‍ ‌​ ‌‍​ ‌‌​ ‌​‌‍‌‍​‍ ‌​ ‌​​ ‌‍​ ​‌​ ‌‍​‍ ‌​ ‍‌​ ‍‌​ ‌‌​ ‌‌​‍ ‌‌‍‌‍​ ‍​‌‍​‍‌‍‌​​ ‍‌​ ​‌‌‍​‍​ ‍​​ ‍​‌‍‌‌​ ​ ​ ‍​​‍‌‍‌ ‌​‌ ‍‌‌ ​​‌‍‌‌​ ‌‌ ‌ ‌‍‌‌‌‍​‍‌ ​ ‌‍‍‌‌ ‌​‌‍‌‌‌​ ‍‌‍​‌‌ ‌‍‌‍‍‌‌‍‌ ‌‍​‌‌ ‌​‌‍‍‌‌‍ ‌‍ ‍‌​‍‌‌ ‌​‌‍‌‌‌‍ ‌​‍‌‍‌ ​​‌‍​‌‌ ‌​‌‍‍​​ ‌‌‍ ​‌‍​‌‌‍​‍‌‍‌‌‌‍ ​​‍‌‌​ ‌‌‌​​‍‌‌ ‌‍‍ ‌‍‌‌‌ ‍‌​‍‌‌​ ​ ‌​‌​​‍‌‌​ ​ ‌​‌​​‍‌‌​ ​‍​ ​‍‌‍‌​‌‍​‌​‍‌‌​ ​‍​ ​‍​‍‌‌​ ‌‌‌​‌​​‍ ‍‌ ‌‍‌‍​‌‌‍ ​‌ ‌‌‌‍‌‌​‍‌‍‌ ​​‌‍‌‌‌ ​‍‌ ​ ‌ ​​‌‍‌‌‌‍​ ‌ ‌​‌‍‍‌‌ ‌‍‌‍‌‌​ ‌‌ ​​‌ ‌‌‌‍​‍‌‍ ​‌‍‍‌‌ ​ ‌‍‍​‌‍‌‌‌‍‌​​‍​‍‌ ‌
Smileyrapport​​​​‌ ‍ ​‍​‍‌‍ ‌ ​‍‌‍‍‌‌‍‌ ‌‍‍‌‌‍ ‍​‍​‍​ ‍‍​‍​‍‌ ​ ‌‍​‌‌‍ ‍‌‍‍‌‌ ‌​‌ ‍‌​‍ ‍‌‍‍‌‌‍ ​‍​‍​‍ ​​‍​‍‌‍‍​‌ ​‍‌‍‌‌‌‍‌‍​‍​‍​ ‍‍​‍​‍‌‍‍​‌ ‌​‌ ‌​‌ ​​‌ ​ ​ ‍‍​‍ ​‍ ‌‍ ‍‌‍ ‌ ​‍‌‍‌​‌‍‍‌‌‍​ ​‍ ‌‌‍​‍‌‍‍‌‌ ‌​‌‍‌‌‌ ​ ​‍ ‌‌‍‌ ‌ ​‍‌‍ ‌ ‌‌‌ ​​​‍ ‌‌ ​ ‌ ‌​‌ ‌‌‌‍‌​‌‍‍‌‌‍ ​‍ ‍‌ ‌‍‌‍‌‌‌ ​‍‌‍​ ‌‍‌‌‌‍ ​​‍ ‍‌‍​‌‌ ​​‌ ​​​‍ ‌‍‍‌‌‍ ‍‌ ‌​‌‍‌‌‌‍ ‍‌ ‌​​‍ ‌‍‌‌‌‍‌​‌‍‍‌‌ ‌​​‍ ‌‍ ‌‌‍ ‌‍‌​‌‍‌‌​ ‌‌ ​​‌ ​‍‌‍‌‌‌ ​ ‌‍‌‌‌‍ ‍‌ ‌​‌‍​‌‌ ‌​‌‍‍‌‌‍ ‌‍ ‍​ ‍ ‌‍‍‌‌‍‌​​ ‌‌‍​‍​ ‌ ​ ​​‌‍‌‍‌‍‌‌​ ‍​‌‍‌‌​ ‌‍​‍ ‌‌‍​ ‌‍‌‌‌‍‌​​ ‌‍​‍ ‌​ ‌​‌‍​‍​ ​ ​ ​‌​‍ ‌​ ‍‌​ ​​‌‍‌‌​ ‌‍​‍ ‌​ ‌‍​ ​ ‌‍‌‌​ ​ ​ ​​‌‍​ ​ ‍‌​ ​​​ ‌​​ ​ ​ ​‍​ ‍​​ ‍ ‌ ‌​‌ ‍‌‌ ​​‌‍‌‌​ ‌‌ ‌ ‌‍‌‌‌‍​‍‌ ​ ‌‍‍‌‌ ‌​‌‍‌‌‌​ ‍‌‍​‌‌ ‌‍‌‍‍‌‌‍‌ ‌‍​‌‌ ‌​‌‍‍‌‌‍ ‌‍ ‍‌​‍‌‌ ‌​‌‍‌‌‌‍ ‌​ ‍ ‌ ​​‌‍​‌‌ ‌​‌‍‍​​ ‌‌‍ ​‌‍​‌‌‍​‍‌‍‌‌‌‍ ​​‍‌‌​ ‌‌‌​​‍‌‌ ‌‍‍ ‌‍‌‌‌ ‍‌​‍‌‌​ ​ ‌​‌​​‍‌‌​ ​ ‌​‌​​‍‌‌​ ​‍​ ​‍‌‍‌​‌‍​‌​‍‌‌​ ​‍​ ​‍​‍‌‌​ ‌‌‌​‌​​‍ ‍‌ ‌‍‌‍​‌‌‍ ​‌ ‌‌‌‍‌‌​ ‌‍​‍‌‍​‌‌ ​ ‌‍‌‌‌‌‌‌‌ ​‍‌‍ ​​ ‌‌‍‍​‌ ‌​‌ ‌​‌ ​​‌ ​ ​‍‌‌​ ​ ‌​​‌​‍‌‌​ ​‍‌​‌‍​‍‌‌​ ​‍‌​‌‍‌‍ ‍‌‍ ‌ ​‍‌‍‌​‌‍‍‌‌‍​ ​‍ ‌‌‍​‍‌‍‍‌‌ ‌​‌‍‌‌‌ ​ ​‍ ‌‌‍‌ ‌ ​‍‌‍ ‌ ‌‌‌ ​​​‍ ‌‌ ​ ‌ ‌​‌ ‌‌‌‍‌​‌‍‍‌‌‍ ​‍ ‍‌ ‌‍‌‍‌‌‌ ​‍‌‍​ ‌‍‌‌‌‍ ​​‍ ‍‌‍​‌‌ ​​‌ ​​​‍‌‍‌‍‍‌‌‍‌​​ ‌‌‍​‍​ ‌ ​ ​​‌‍‌‍‌‍‌‌​ ‍​‌‍‌‌​ ‌‍​‍ ‌‌‍​ ‌‍‌‌‌‍‌​​ ‌‍​‍ ‌​ ‌​‌‍​‍​ ​ ​ ​‌​‍ ‌​ ‍‌​ ​​‌‍‌‌​ ‌‍​‍ ‌​ ‌‍​ ​ ‌‍‌‌​ ​ ​ ​​‌‍​ ​ ‍‌​ ​​​ ‌​​ ​ ​ ​‍​ ‍​​‍‌‍‌ ‌​‌ ‍‌‌ ​​‌‍‌‌​ ‌‌ ‌ ‌‍‌‌‌‍​‍‌ ​ ‌‍‍‌‌ ‌​‌‍‌‌‌​ ‍‌‍​‌‌ ‌‍‌‍‍‌‌‍‌ ‌‍​‌‌ ‌​‌‍‍‌‌‍ ‌‍ ‍‌​‍‌‌ ‌​‌‍‌‌‌‍ ‌​‍‌‍‌ ​​‌‍​‌‌ ‌​‌‍‍​​ ‌‌‍ ​‌‍​‌‌‍​‍‌‍‌‌‌‍ ​​‍‌‌​ ‌‌‌​​‍‌‌ ‌‍‍ ‌‍‌‌‌ ‍‌​‍‌‌​ ​ ‌​‌​​‍‌‌​ ​ ‌​‌​​‍‌‌​ ​‍​ ​‍‌‍‌​‌‍​‌​‍‌‌​ ​‍​ ​‍​‍‌‌​ ‌‌‌​‌​​‍ ‍‌ ‌‍‌‍​‌‌‍ ​‌ ‌‌‌‍‌‌​‍‌‍‌ ​​‌‍‌‌‌ ​‍‌ ​ ‌ ​​‌‍‌‌‌‍​ ‌ ‌​‌‍‍‌‌ ‌‍‌‍‌‌​ ‌‌ ​​‌ ‌‌‌‍​‍‌‍ ​‌‍‍‌‌ ​ ‌‍‍​‌‍‌‌‌‍‌​​‍​‍‌ ‌
Allergener​​​​‌ ‍ ​‍​‍‌‍ ‌ ​‍‌‍‍‌‌‍‌ ‌‍‍‌‌‍ ‍​‍​‍​ ‍‍​‍​‍‌ ​ ‌‍​‌‌‍ ‍‌‍‍‌‌ ‌​‌ ‍‌​‍ ‍‌‍‍‌‌‍ ​‍​‍​‍ ​​‍​‍‌‍‍​‌ ​‍‌‍‌‌‌‍‌‍​‍​‍​ ‍‍​‍​‍‌‍‍​‌ ‌​‌ ‌​‌ ​​‌ ​ ​ ‍‍​‍ ​‍ ‌‍ ‍‌‍ ‌ ​‍‌‍‌​‌‍‍‌‌‍​ ​‍ ‌‌‍​‍‌‍‍‌‌ ‌​‌‍‌‌‌ ​ ​‍ ‌‌‍‌ ‌ ​‍‌‍ ‌ ‌‌‌ ​​​‍ ‌‌ ​ ‌ ‌​‌ ‌‌‌‍‌​‌‍‍‌‌‍ ​‍ ‍‌ ‌‍‌‍‌‌‌ ​‍‌‍​ ‌‍‌‌‌‍ ​​‍ ‍‌‍​‌‌ ​​‌ ​​​‍ ‌‍‍‌‌‍ ‍‌ ‌​‌‍‌‌‌‍ ‍‌ ‌​​‍ ‌‍‌‌‌‍‌​‌‍‍‌‌ ‌​​‍ ‌‍ ‌‌‍ ‌‍‌​‌‍‌‌​ ‌‌ ​​‌ ​‍‌‍‌‌‌ ​ ‌‍‌‌‌‍ ‍‌ ‌​‌‍​‌‌ ‌​‌‍‍‌‌‍ ‌‍ ‍​ ‍ ‌‍‍‌‌‍‌​​ ‌​ ‌​​ ‍​​ ‌ ‌‍​‍​ ‌​​ ​‌​ ​​‌‍‌​​‍ ‌‌‍‌​​ ‍​‌‍​‍‌‍​‍​‍ ‌​ ‌​‌‍‌‍​ ​​​ ‌​​‍ ‌‌‍​‍​ ‌ ​ ‌ ​ ​ ​‍ ‌​ ‌‍​ ‍‌‌‍‌‍​ ‌​​ ‍​‌‍​ ​ ​‌‌‍‌‍‌‍​ ‌‍‌‍​ ‌‍​ ‌‌​ ‍ ‌ ‌​‌ ‍‌‌ ​​‌‍‌‌​ ‌‌ ‌ ‌‍‌‌‌‍​‍‌ ​ ‌‍‍‌‌ ‌​‌‍‌‌‌​ ‍‌‍​‌‌ ‌‍‌‍‍‌‌‍‌ ‌‍​‌‌ ‌​‌‍‍‌‌‍ ‌‍ ‍‌​‍‌‌ ‌​‌‍‌‌‌‍ ‌​ ‍ ‌ ​​‌‍​‌‌ ‌​‌‍‍​​ ‌‌‍ ​‌‍​‌‌‍​‍‌‍‌‌‌‍ ​​‍‌‌​ ‌‌‌​​‍‌‌ ‌‍‍ ‌‍‌‌‌ ‍‌​‍‌‌​ ​ ‌​‌​​‍‌‌​ ​ ‌​‌​​‍‌‌​ ​‍​ ​‍‌‍‌​‌‍​‌​‍‌‌​ ​‍​ ​‍​‍‌‌​ ‌‌‌​‌​​‍ ‍‌ ‌‍‌‍​‌‌‍ ​‌ ‌‌‌‍‌‌​ ‌‍​‍‌‍​‌‌ ​ ‌‍‌‌‌‌‌‌‌ ​‍‌‍ ​​ ‌‌‍‍​‌ ‌​‌ ‌​‌ ​​‌ ​ ​‍‌‌​ ​ ‌​​‌​‍‌‌​ ​‍‌​‌‍​‍‌‌​ ​‍‌​‌‍‌‍ ‍‌‍ ‌ ​‍‌‍‌​‌‍‍‌‌‍​ ​‍ ‌‌‍​‍‌‍‍‌‌ ‌​‌‍‌‌‌ ​ ​‍ ‌‌‍‌ ‌ ​‍‌‍ ‌ ‌‌‌ ​​​‍ ‌‌ ​ ‌ ‌​‌ ‌‌‌‍‌​‌‍‍‌‌‍ ​‍ ‍‌ ‌‍‌‍‌‌‌ ​‍‌‍​ ‌‍‌‌‌‍ ​​‍ ‍‌‍​‌‌ ​​‌ ​​​‍‌‍‌‍‍‌‌‍‌​​ ‌​ ‌​​ ‍​​ ‌ ‌‍​‍​ ‌​​ ​‌​ ​​‌‍‌​​‍ ‌‌‍‌​​ ‍​‌‍​‍‌‍​‍​‍ ‌​ ‌​‌‍‌‍​ ​​​ ‌​​‍ ‌‌‍​‍​ ‌ ​ ‌ ​ ​ ​‍ ‌​ ‌‍​ ‍‌‌‍‌‍​ ‌​​ ‍​‌‍​ ​ ​‌‌‍‌‍‌‍​ ‌‍‌‍​ ‌‍​ ‌‌​‍‌‍‌ ‌​‌ ‍‌‌ ​​‌‍‌‌​ ‌‌ ‌ ‌‍‌‌‌‍​‍‌ ​ ‌‍‍‌‌ ‌​‌‍‌‌‌​ ‍‌‍​‌‌ ‌‍‌‍‍‌‌‍‌ ‌‍​‌‌ ‌​‌‍‍‌‌‍ ‌‍ ‍‌​‍‌‌ ‌​‌‍‌‌‌‍ ‌​‍‌‍‌ ​​‌‍​‌‌ ‌​‌‍‍​​ ‌‌‍ ​‌‍​‌‌‍​‍‌‍‌‌‌‍ ​​‍‌‌​ ‌‌‌​​‍‌‌ ‌‍‍ ‌‍‌‌‌ ‍‌​‍‌‌​ ​ ‌​‌​​‍‌‌​ ​ ‌​‌​​‍‌‌​ ​‍​ ​‍‌‍‌​‌‍​‌​‍‌‌​ ​‍​ ​‍​‍‌‌​ ‌‌‌​‌​​‍ ‍‌ ‌‍‌‍​‌‌‍ ​‌ ‌‌‌‍‌‌​‍‌‍‌ ​​‌‍‌‌‌ ​‍‌ ​ ‌ ​​‌‍‌‌‌‍​ ‌ ‌​‌‍‍‌‌ ‌‍‌‍‌‌​ ‌‌ ​​‌ ‌‌‌‍​‍‌‍ ​‌‍‍‌‌ ​ ‌‍‍​‌‍‌‌‌‍‌​​‍​‍‌ ‌
Privatlivspolitik​​​​‌ ‍ ​‍​‍‌‍ ‌ ​‍‌‍‍‌‌‍‌ ‌‍‍‌‌‍ ‍​‍​‍​ ‍‍​‍​‍‌ ​ ‌‍​‌‌‍ ‍‌‍‍‌‌ ‌​‌ ‍‌​‍ ‍‌‍‍‌‌‍ ​‍​‍​‍ ​​‍​‍‌‍‍​‌ ​‍‌‍‌‌‌‍‌‍​‍​‍​ ‍‍​‍​‍‌‍‍​‌ ‌​‌ ‌​‌ ​​‌ ​ ​ ‍‍​‍ ​‍ ‌‍ ‍‌‍ ‌ ​‍‌‍‌​‌‍‍‌‌‍​ ​‍ ‌‌‍​‍‌‍‍‌‌ ‌​‌‍‌‌‌ ​ ​‍ ‌‌‍‌ ‌ ​‍‌‍ ‌ ‌‌‌ ​​​‍ ‌‌ ​ ‌ ‌​‌ ‌‌‌‍‌​‌‍‍‌‌‍ ​‍ ‍‌ ‌‍‌‍‌‌‌ ​‍‌‍​ ‌‍‌‌‌‍ ​​‍ ‍‌‍​‌‌ ​​‌ ​​​‍ ‌‍‍‌‌‍ ‍‌ ‌​‌‍‌‌‌‍ ‍‌ ‌​​‍ ‌‍‌‌‌‍‌​‌‍‍‌‌ ‌​​‍ ‌‍ ‌‌‍ ‌‍‌​‌‍‌‌​ ‌‌ ​​‌ ​‍‌‍‌‌‌ ​ ‌‍‌‌‌‍ ‍‌ ‌​‌‍​‌‌ ‌​‌‍‍‌‌‍ ‌‍ ‍​ ‍ ‌‍‍‌‌‍‌​​ ‌​ ‍‌​ ‍​‌‍​‍‌‍‌​‌‍​‍​ ‌​​ ‌ ​ ​‍​‍ ‌‌‍‌​‌‍​ ‌‍‌‌‌‍‌‍​‍ ‌​ ‌​​ ‍​​ ​‍​ ‌‍​‍ ‌‌‍​‌‌‍​ ‌‍​ ​ ‌ ​‍ ‌​ ​ ​ ​ ​ ‌‌​ ​​‌‍​‌​ ‌‌​ ​‍‌‍​ ‌‍‌​​ ‌​‌‍‌‌​ ‌‌​ ‍ ‌ ‌​‌ ‍‌‌ ​​‌‍‌‌​ ‌‌ ‌ ‌‍‌‌‌‍​‍‌ ​ ‌‍‍‌‌ ‌​‌‍‌‌‌​ ‍‌‍​‌‌ ‌‍‌‍‍‌‌‍‌ ‌‍​‌‌ ‌​‌‍‍‌‌‍ ‌‍ ‍‌​‍‌‌ ‌​‌‍‌‌‌‍ ‌​ ‍ ‌ ​​‌‍​‌‌ ‌​‌‍‍​​ ‌‌‍ ​‌‍​‌‌‍​‍‌‍‌‌‌‍ ​​‍‌‌​ ‌‌‌​​‍‌‌ ‌‍‍ ‌‍‌‌‌ ‍‌​‍‌‌​ ​ ‌​‌​​‍‌‌​ ​ ‌​‌​​‍‌‌​ ​‍​ ​‍‌‍‌​‌‍​‌​‍‌‌​ ​‍​ ​‍​‍‌‌​ ‌‌‌​‌​​‍ ‍‌ ‌‍‌‍​‌‌‍ ​‌ ‌‌‌‍‌‌​ ‌‍​‍‌‍​‌‌ ​ ‌‍‌‌‌‌‌‌‌ ​‍‌‍ ​​ ‌‌‍‍​‌ ‌​‌ ‌​‌ ​​‌ ​ ​‍‌‌​ ​ ‌​​‌​‍‌‌​ ​‍‌​‌‍​‍‌‌​ ​‍‌​‌‍‌‍ ‍‌‍ ‌ ​‍‌‍‌​‌‍‍‌‌‍​ ​‍ ‌‌‍​‍‌‍‍‌‌ ‌​‌‍‌‌‌ ​ ​‍ ‌‌‍‌ ‌ ​‍‌‍ ‌ ‌‌‌ ​​​‍ ‌‌ ​ ‌ ‌​‌ ‌‌‌‍‌​‌‍‍‌‌‍ ​‍ ‍‌ ‌‍‌‍‌‌‌ ​‍‌‍​ ‌‍‌‌‌‍ ​​‍ ‍‌‍​‌‌ ​​‌ ​​​‍‌‍‌‍‍‌‌‍‌​​ ‌​ ‍‌​ ‍​‌‍​‍‌‍‌​‌‍​‍​ ‌​​ ‌ ​ ​‍​‍ ‌‌‍‌​‌‍​ ‌‍‌‌‌‍‌‍​‍ ‌​ ‌​​ ‍​​ ​‍​ ‌‍​‍ ‌‌‍​‌‌‍​ ‌‍​ ​ ‌ ​‍ ‌​ ​ ​ ​ ​ ‌‌​ ​​‌‍​‌​ ‌‌​ ​‍‌‍​ ‌‍‌​​ ‌​‌‍‌‌​ ‌‌​‍‌‍‌ ‌​‌ ‍‌‌ ​​‌‍‌‌​ ‌‌ ‌ ‌‍‌‌‌‍​‍‌ ​ ‌‍‍‌‌ ‌​‌‍‌‌‌​ ‍‌‍​‌‌ ‌‍‌‍‍‌‌‍‌ ‌‍​‌‌ ‌​‌‍‍‌‌‍ ‌‍ ‍‌​‍‌‌ ‌​‌‍‌‌‌‍ ‌​‍‌‍‌ ​​‌‍​‌‌ ‌​‌‍‍​​ ‌‌‍ ​‌‍​‌‌‍​‍‌‍‌‌‌‍ ​​‍‌‌​ ‌‌‌​​‍‌‌ ‌‍‍ ‌‍‌‌‌ ‍‌​‍‌‌​ ​ ‌​‌​​‍‌‌​ ​ ‌​‌​​‍‌‌​ ​‍​ ​‍‌‍‌​‌‍​‌​‍‌‌​ ​‍​ ​‍​‍‌‌​ ‌‌‌​‌​​‍ ‍‌ ‌‍‌‍​‌‌‍ ​‌ ‌‌‌‍‌‌​‍‌‍‌ ​​‌‍‌‌‌ ​‍‌ ​ ‌ ​​‌‍‌‌‌‍​ ‌ ‌​‌‍‍‌‌ ‌‍‌‍‌‌​ ‌‌ ​​‌ ‌‌‌‍​‍‌‍ ​‌‍‍‌‌ ​ ‌‍‍​‌‍‌‌‌‍‌​​‍​‍‌ ‌
Subway® is a Registered Trademark of Subway IP, LLC © 2026